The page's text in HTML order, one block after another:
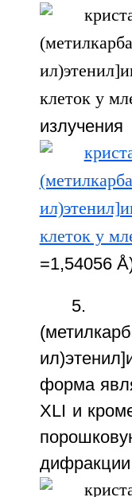
=1,54056
5.
форма
XLI и